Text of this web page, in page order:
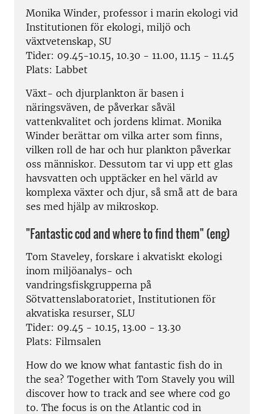
Monika Winder, professor i marin ekologi vid
Institutionen för ekologi, miljö och
växtvetenskap, SU
Tider: 09.45-10.15, 10.30 - 11.00, 11.15 - 11.45
Plats: Labbet
Växt- och djurplankton är basen i
näringsväven, de påverkar såväl
vattenkvalitet och jordens klimat. Monika
Winder berättar om vilka arter som finns,
vilken roll de har och hur plankton påverkar
oss människor. Dessutom tar vi upp ett glas
havsvatten och upptäcker en hel värld av
komplexa växter och djur, så små att de bara
ses med hjälp av mikroskop.
"Fantastic cod and where to find them" (eng)
Tom Staveley, forskare i akvatiskt ekologi
inom miljöanalys- och
vandringsfiskgrupperna på
Sötvattenslaboratoriet, Institutionen för
akvatiska resurser, SLU
Tider: 09.45 - 10.15, 13.00 - 13.30
Plats: Filmsalen
How do we know what fantastic fish do in
the sea? Together with Tom Stavely you will
discover how to track and see where cod go
to. The focus is on the Atlantic cod in